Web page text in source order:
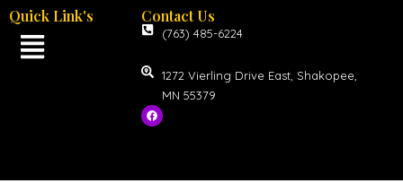
Quick Link's Contact Us
(763) 485-6224
1272 Vierling Drive East, Shakopee,
MN 55379